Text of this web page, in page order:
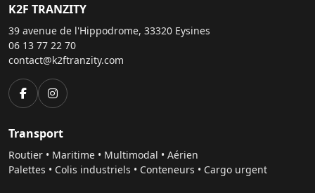
K2F TRANZITY
39 avenue de l'Hippodrome, 33320 Eysines
06 13 77 22 70
contact@k2ftranzity.com
Transport
Routier • Maritime • Multimodal • Aérien
Palettes • Colis industriels • Conteneurs • Cargo urgent